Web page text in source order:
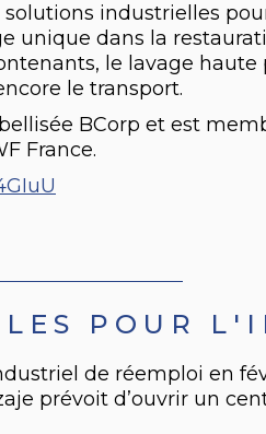
industrielles
unique dans la
le lavage haute
le transport.
BCorp et est
France.
POUR
de réemploi en
prévoit d’ouvrir un